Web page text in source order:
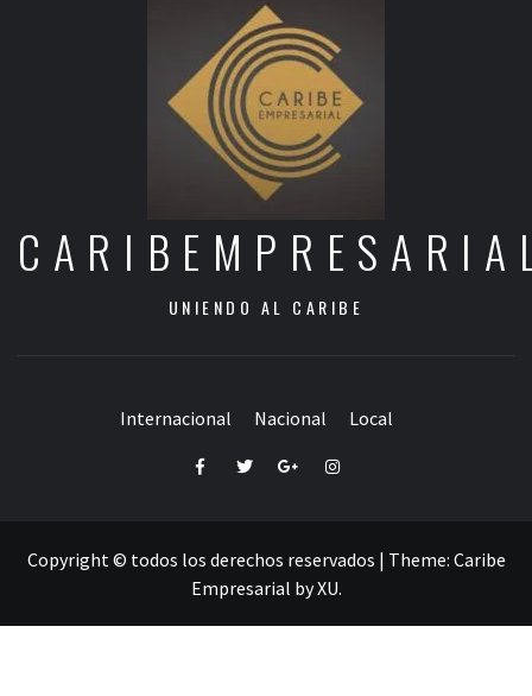
UNIENDO AL CARIBE
Internacional Nacional Local
FacebookTwitterGoogle+Instagram
Copyright © todos los derechos reservados | Theme: Caribe
Empresarial byXU.